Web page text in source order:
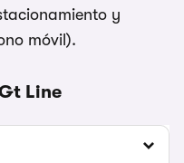
y
móvil).
Line